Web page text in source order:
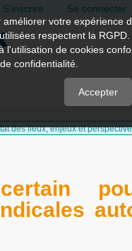
S'inscrire Se connecter
des lieux, enjeux et
votre expérience
respectent la
l'utilisation de cookies
confidentialité.
Accepter